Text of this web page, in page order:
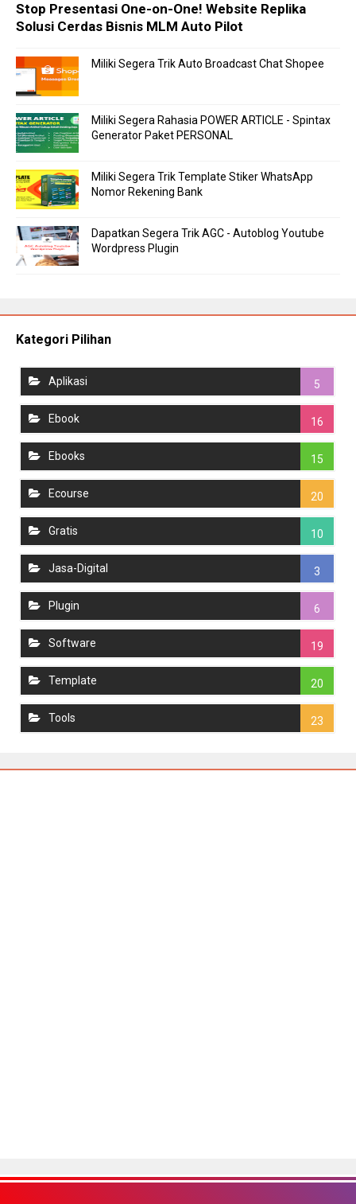
Stop Presentasi One-on-One! Website Replika
Solusi Cerdas Bisnis MLM Auto Pilot
Miliki Segera Trik Auto Broadcast Chat Shopee
Miliki Segera Rahasia POWER ARTICLE - Spintax
Generator Paket PERSONAL
Miliki Segera Trik Template Stiker WhatsApp
Nomor Rekening Bank
Dapatkan Segera Trik AGC - Autoblog Youtube
Wordpress Plugin
Kategori Pilihan
Aplikasi 5
Ebook 16
Ebooks 15
Ecourse 20
Gratis 10
Jasa-Digital 3
Plugin 6
Software 19
Template 20
Tools 23